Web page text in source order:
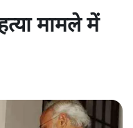
मामले में